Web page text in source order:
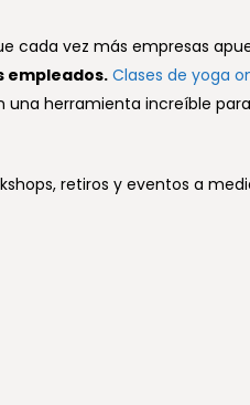
cada vez más empresas
empleados. Clases de yoga
una herramienta increíble
retiros y eventos a